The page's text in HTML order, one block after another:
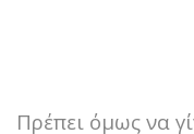
Πρέπει όμως να